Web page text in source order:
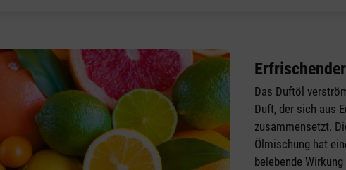
Das Duftöl
Duft, der sich aus
zusammensetzt.
Ölmischung hat
belebende